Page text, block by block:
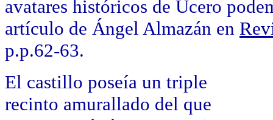
avatares históricos de Ucero
artículo de Ángel Almazán en
p.p.62-63.
El castillo poseía un triple
recinto amurallado del que